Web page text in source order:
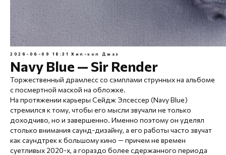
2026-06-09 18:31 Хип-хоп Джаз
Navy Blue — Sir Render
Торжественный драмлесс со сэмплами струнных на альбоме
с посмертной маской на обложке.
На протяжении карьеры Сейдж Элсессер (Navy Blue)
стремился к тому, чтобы его мысли звучали не только
доходчиво, но и завершенно. Именно поэтому он уделял
столько внимания саунд-дизайну, а его работы часто звучат
как саундтрек к большому кино — причем не времен
суетливых 2020-х, а гораздо более сдержанного периода